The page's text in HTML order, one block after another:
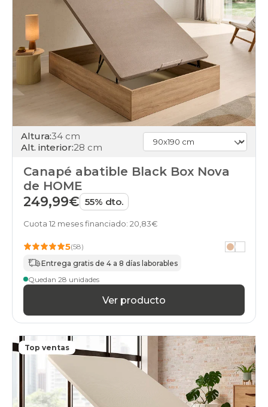
Altura:34 cm
Alt. interior:28 cm
Canapé abatible Black Box Nova
de HOME
249,99€ 55% dto.
Cuota 12 meses financiado: 20,83€
5(58)
Entrega gratis de 4 a 8 días laborables
Quedan 28 unidades
Ver producto
Top ventas